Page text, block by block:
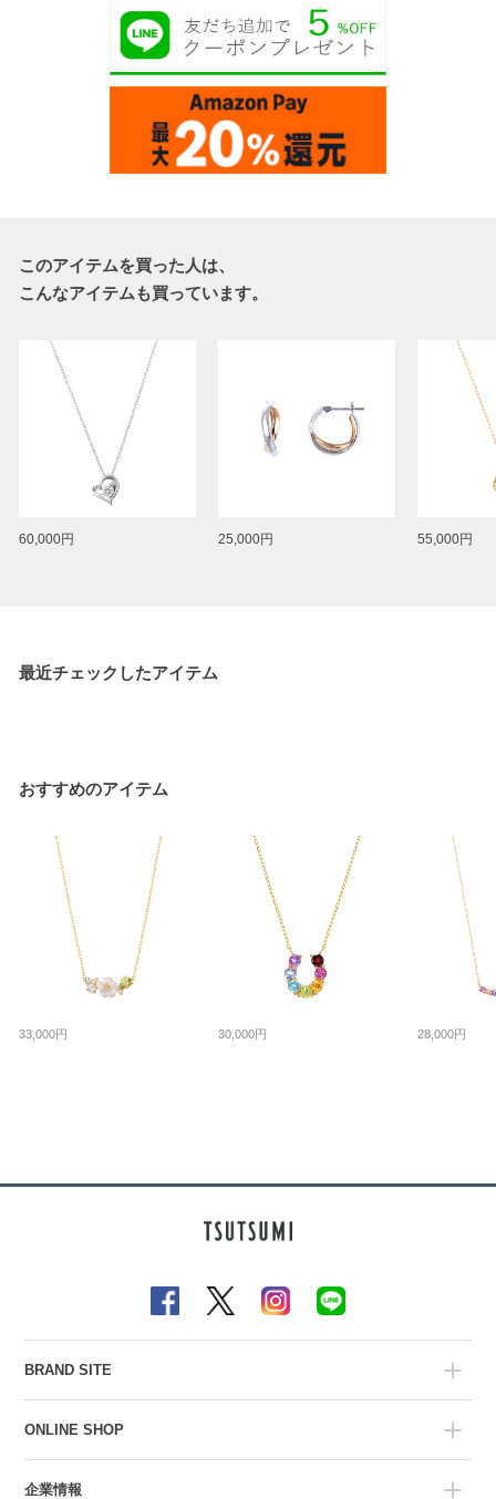
このアイテムを買った人は、
こんなアイテムも買っています。
60,000円 25,000円 55,000円
最近チェックしたアイテム
おすすめのアイテム
33,000円 30,000円 28,000円
BRAND SITE
ONLINE SHOP
企業情報